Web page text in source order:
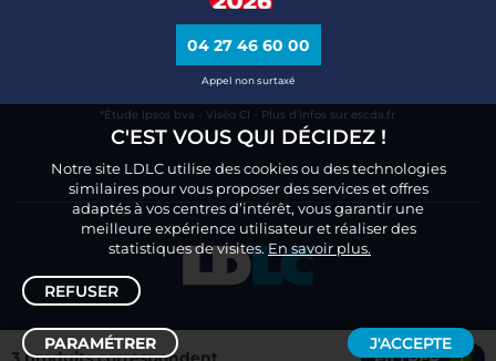
04 27 46 60 00
Appel non surtaxé
*Étude Ipsos bva - Viséo CI - Plus d’infos sur escda.fr
C'EST VOUS QUI DÉCIDEZ !
Notre site LDLC utilise des cookies ou des technologies
similaires pour vous proposer des services et offres
adaptés à vos centres d’intérêt, vous garantir une
meilleure expérience utilisateur et réaliser des
statistiques de visites.En savoir plus.
REFUSER
PARAMÉTRER J'ACCEPTE